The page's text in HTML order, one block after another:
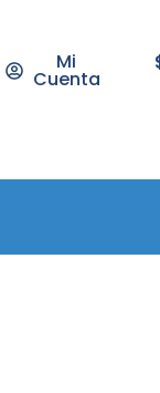
Mi
Cuenta